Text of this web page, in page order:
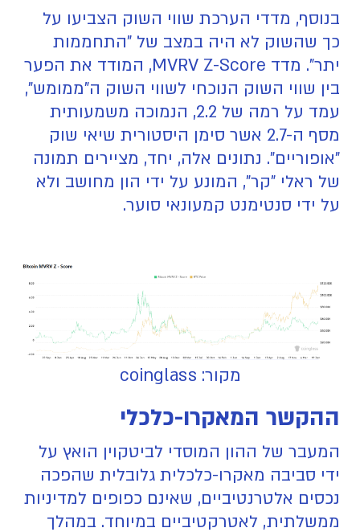
בנוסף, מדדי הערכת שווי השוק הצביעו על
כך שהשוק לא היה במצב של "התחממות
יתר". מדד MVRV Z-Score, המודד את הפער
בין שווי השוק הנוכחי לשווי השוק ה"ממומש",
עמד על רמה של 2.2, הנמוכה משמעותית
מסף ה-2.7 אשר סימן היסטורית שיאי שוק
"אופוריים". נתונים אלה, יחד, מציירים תמונה
של ראלי "קר", המונע על ידי הון מחושב ולא
על ידי סנטימנט קמעונאי סוער.
מקור: coinglass
ההקשר המאקרו-כלכלי
המעבר של ההון המוסדי לביטקוין הואץ על
ידי סביבה מאקרו-כלכלית גלובלית שהפכה
נכסים אלטרנטיביים, שאינם כפופים למדיניות
ממשלתית, לאטרקטיביים במיוחד. במהלך